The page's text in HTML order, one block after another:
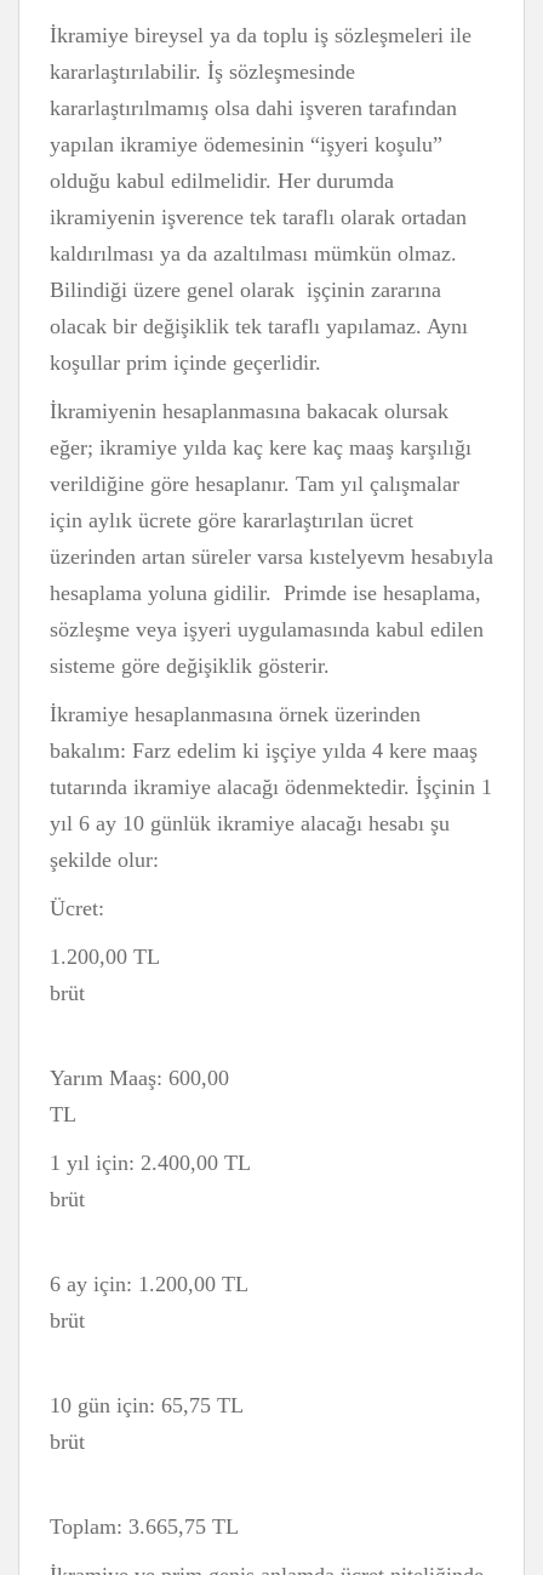
İkramiye bireysel ya da toplu iş sözleşmeleri ile
kararlaştırılabilir. İş sözleşmesinde
kararlaştırılmamış olsa dahi işveren tarafından
yapılan ikramiye ödemesinin “işyeri koşulu”
olduğu kabul edilmelidir. Her durumda
ikramiyenin işverence tek taraflı olarak ortadan
kaldırılması ya da azaltılması mümkün olmaz.
Bilindiği üzere genel olarak işçinin zararına
olacak bir değişiklik tek taraflı yapılamaz. Aynı
koşullar prim içinde geçerlidir.
İkramiyenin hesaplanmasına bakacak olursak
eğer; ikramiye yılda kaç kere kaç maaş karşılığı
verildiğine göre hesaplanır. Tam yıl çalışmalar
için aylık ücrete göre kararlaştırılan ücret
üzerinden artan süreler varsa kıstelyevm hesabıyla
hesaplama yoluna gidilir. Primde ise hesaplama,
sözleşme veya işyeri uygulamasında kabul edilen
sisteme göre değişiklik gösterir.
İkramiye hesaplanmasına örnek üzerinden
bakalım: Farz edelim ki işçiye yılda 4 kere maaş
tutarında ikramiye alacağı ödenmektedir. İşçinin 1
yıl 6 ay 10 günlük ikramiye alacağı hesabı şu
şekilde olur:
Ücret:
1.200,00 TL
brüt
Yarım Maaş: 600,00
TL
1 yıl için: 2.400,00 TL
brüt
6 ay için: 1.200,00 TL
brüt
10 gün için: 65,75 TL
brüt
Toplam: 3.665,75 TL